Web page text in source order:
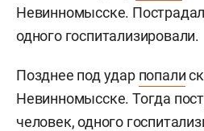
Невинномысске.
одного госпитализировали.
Позднее под удар попали
Невинномысске. Тогда
человек, одного